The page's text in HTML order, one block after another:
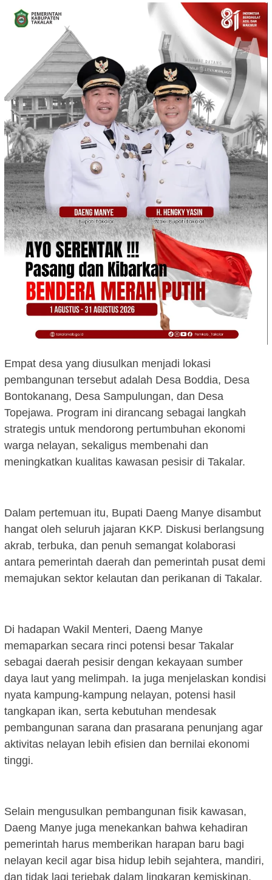
Empat desa yang diusulkan menjadi lokasi
pembangunan tersebut adalah Desa Boddia, Desa
Bontokanang, Desa Sampulungan, dan Desa
Topejawa. Program ini dirancang sebagai langkah
strategis untuk mendorong pertumbuhan ekonomi
warga nelayan, sekaligus membenahi dan
meningkatkan kualitas kawasan pesisir di Takalar.
Dalam pertemuan itu, Bupati Daeng Manye disambut
hangat oleh seluruh jajaran KKP. Diskusi berlangsung
akrab, terbuka, dan penuh semangat kolaborasi
antara pemerintah daerah dan pemerintah pusat demi
memajukan sektor kelautan dan perikanan di Takalar.
Di hadapan Wakil Menteri, Daeng Manye
memaparkan secara rinci potensi besar Takalar
sebagai daerah pesisir dengan kekayaan sumber
daya laut yang melimpah. Ia juga menjelaskan kondisi
nyata kampung-kampung nelayan, potensi hasil
tangkapan ikan, serta kebutuhan mendesak
pembangunan sarana dan prasarana penunjang agar
aktivitas nelayan lebih efisien dan bernilai ekonomi
tinggi.
Selain mengusulkan pembangunan fisik kawasan,
Daeng Manye juga menekankan bahwa kehadiran
pemerintah harus memberikan harapan baru bagi
nelayan kecil agar bisa hidup lebih sejahtera, mandiri,
dan tidak lagi terjebak dalam lingkaran kemiskinan.